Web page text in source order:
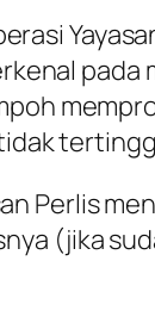
pada
Perlis
(jika